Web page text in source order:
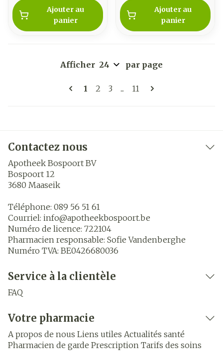
Ajouter au
panier
Ajouter au
panier
Pages
Vous lisez actuellement la page
1 Page
2 Page
3 ... Page
11
Afficher par page
Contactez nous
Apotheek Bospoort BV
Bospoort 12
3680 Maaseik
Téléphone: 089 56 51 61
Courriel: info@apotheekbospoort.be
Numéro de licence: 722104
Pharmacien responsable: Sofie Vandenberghe
Numéro TVA: BE0426680036
Service à la clientèle
FAQ
Votre pharmacie
A propos de nous Liens utiles Actualités santé
Pharmacien de garde Prescription Tarifs des soins